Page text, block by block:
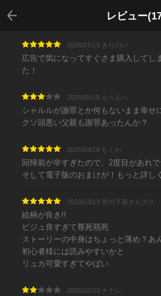
レビュー
戻る
2026/07/13 きりのい
広告で気になってすぐさま購入してし
た！
2026/05/18 もへもへ
シャルルが謝罪とか何もないまま幸せ
クソ頭悪い父親も謝罪あったんか？
2026/04/18 ちくわ
回帰前が辛すぎたので、2度目があれで
そして電子版のおまけが！もっと詳し
2026/03/13 皆の下着さんデス
絵柄が良き!!
ビジュ良すぎて尊死萌死
ストーリーの中身はちょっと薄め？あ
初心者様には読みやすいかと
リュカ可愛すぎてやばい
2026/02/13 ナナシ